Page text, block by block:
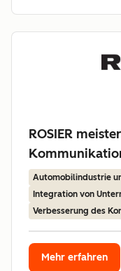
ROSIER
Automobilindustrie
Integration von
Verbesserung des
Mehr erfahren